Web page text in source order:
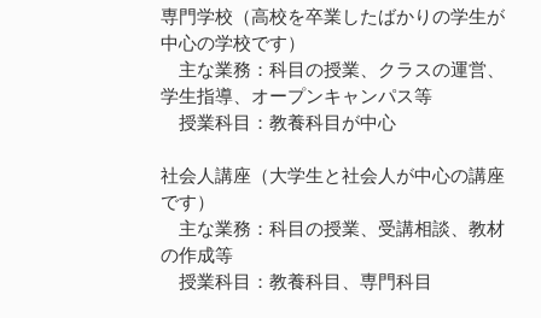
専門学校（高校を卒業したばかりの学生が
中心の学校です）
主な業務：科目の授業、クラスの運営、
学生指導、オープンキャンパス等
授業科目：教養科目が中心
社会人講座（大学生と社会人が中心の講座
です）
主な業務：科目の授業、受講相談、教材
の作成等
授業科目：教養科目、専門科目